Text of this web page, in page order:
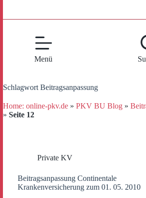
Menü
Schlagwort Beitragsanpassung
Home: online-pkv.de » PKV BU Blog »
» Seite 12
Private KV
Beitragsanpassung Continentale
Krankenversicherung zum 01. 05. 2010